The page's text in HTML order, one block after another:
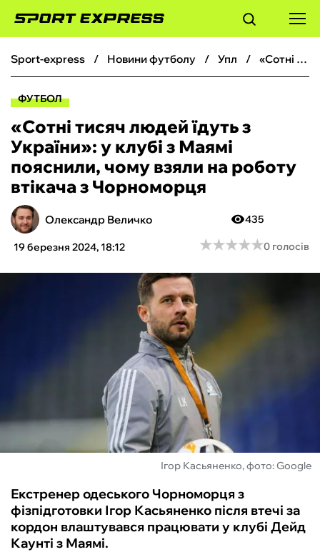
ФУТБОЛ
БОКС
ХОКЕЙ
ТЕНІС
КІБЕРСПОРТ
БУКМЕКЕРИ
sport-express новини футболу упл «Сотні тисяч людей їдуть з України»: у клубі з Маямі пояснили, чому взяли на роботу втікача з Чорноморця
ФУТБОЛ
«Сотні тисяч людей їдуть з
України»: у клубі з Маямі
пояснили, чому взяли на роботу
втікача з Чорноморця
Олександр Величко
19 березня 2024, 18:12
435
★★★★★
★★★★★0 голосів
Ігор Касьяненко, фото: Google
Екстренер одеського Чорноморця з
фізпідготовки Ігор Касьяненко після втечі за
кордон влаштувався працювати у клубі Дейд
Каунті з Маямі.